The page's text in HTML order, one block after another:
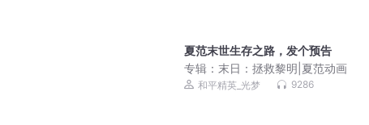
夏范末世生存之路，发个预告
专辑： 末日：拯救黎明|夏范动画
和平精英_光梦 9286